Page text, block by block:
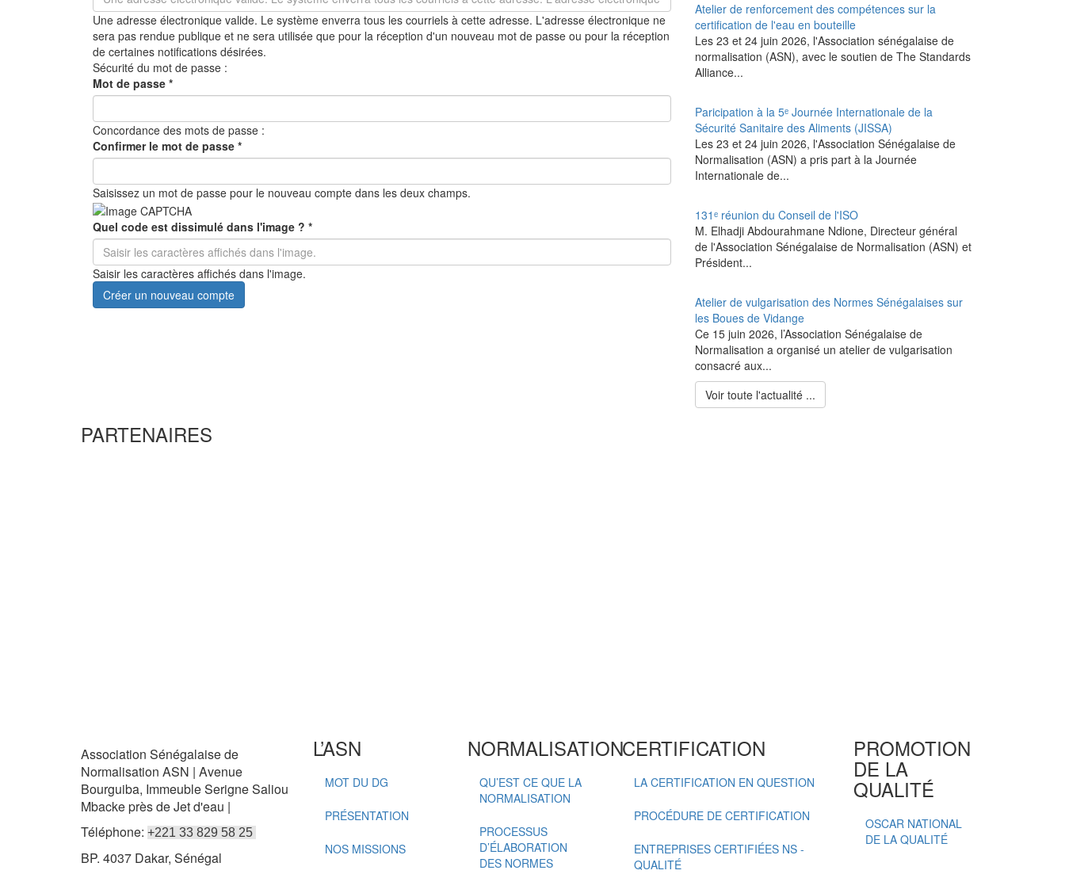
Une adresse électronique valide. Le système enverra tous les courriels à cette adresse. L'adresse électronique ne
sera pas rendue publique et ne sera utilisée que pour la réception d'un nouveau mot de passe ou pour la réception
de certaines notifications désirées.
Sécurité du mot de passe :
Mot de passe *
Concordance des mots de passe :
Confirmer le mot de passe *
Saisissez un mot de passe pour le nouveau compte dans les deux champs.
Quel code est dissimulé dans l'image ? *
Saisir les caractères affichés dans l'image.
Créer un nouveau compte
Atelier de renforcement des compétences sur la
certification de l'eau en bouteille
Les 23 et 24 juin 2026, l'Association sénégalaise de
normalisation (ASN), avec le soutien de The Standards
Alliance...
Paricipation à la 5ᵉ Journée Internationale de la
Sécurité Sanitaire des Aliments (JISSA)
‎Les 23 et 24 juin 2026, l'Association Sénégalaise de
Normalisation (ASN) a pris part à la Journée
Internationale de...
131ᵉ réunion du Conseil de l'ISO
M. Elhadji Abdourahmane Ndione, Directeur général
de l'Association Sénégalaise de Normalisation (ASN) et
Président...
Atelier de vulgarisation des Normes Sénégalaises sur
les Boues de Vidange
Ce 15 juin 2026, l’Association Sénégalaise de
Normalisation a organisé un atelier de vulgarisation
consacré aux...
Voir toute l'actualité ...
PARTENAIRES
Association Sénégalaise de
Normalisation ASN | Avenue
Bourguiba, Immeuble Serigne Saliou
Mbacke près de Jet d'eau |
Téléphone: +221 33 829 58 25
BP. 4037 Dakar, Sénégal
L’ASN
MOT DU DG
PRÉSENTATION
NOS MISSIONS
NORMALISATION
QU’EST CE QUE LA
NORMALISATION
PROCESSUS
D’ÉLABORATION
DES NORMES
CERTIFICATION
LA CERTIFICATION EN QUESTION
PROCÉDURE DE CERTIFICATION
ENTREPRISES CERTIFIÉES NS -
QUALITÉ
PROMOTION
DE LA
QUALITÉ
OSCAR NATIONAL
DE LA QUALITÉ